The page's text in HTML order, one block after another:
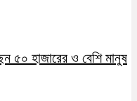
৫০ হাজারের ও বেশি মানুষ